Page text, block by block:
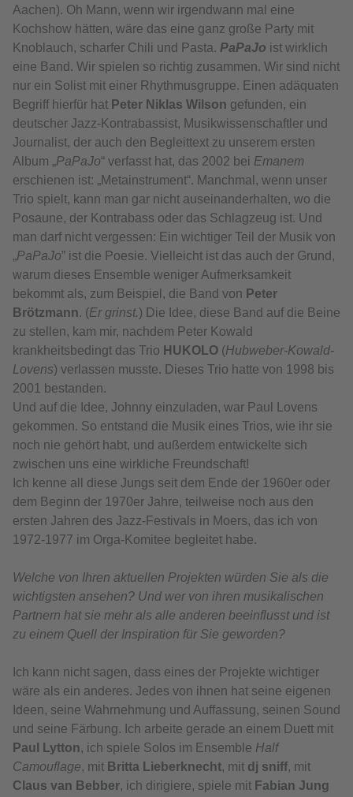
Aachen). Oh Mann, wenn wir irgendwann mal eine
Kochshow hätten, wäre das eine ganz große Party mit
Knoblauch, scharfer Chili und Pasta. PaPaJo ist wirklich
eine Band. Wir spielen so richtig zusammen. Wir sind nicht
nur ein Solist mit einer Rhythmusgruppe. Einen adäquaten
Begriff hierfür hat Peter Niklas Wilson gefunden, ein
deutscher Jazz-Kontrabassist, Musikwissenschaftler und
Journalist, der auch den Begleittext zu unserem ersten
Album „PaPaJo“ verfasst hat, das 2002 bei Emanem
erschienen ist: „Metainstrument“. Manchmal, wenn unser
Trio spielt, kann man gar nicht auseinanderhalten, wo die
Posaune, der Kontrabass oder das Schlagzeug ist. Und
man darf nicht vergessen: Ein wichtiger Teil der Musik von
„PaPaJo” ist die Poesie. Vielleicht ist das auch der Grund,
warum dieses Ensemble weniger Aufmerksamkeit
bekommt als, zum Beispiel, die Band von Peter
Brötzmann. (Er grinst.) Die Idee, diese Band auf die Beine
zu stellen, kam mir, nachdem Peter Kowald
krankheitsbedingt das Trio HUKOLO (Hubweber-Kowald-
Lovens) verlassen musste. Dieses Trio hatte von 1998 bis
2001 bestanden.
Und auf die Idee, Johnny einzuladen, war Paul Lovens
gekommen. So entstand die Musik eines Trios, wie ihr sie
noch nie gehört habt, und außerdem entwickelte sich
zwischen uns eine wirkliche Freundschaft!
Ich kenne all diese Jungs seit dem Ende der 1960er oder
dem Beginn der 1970er Jahre, teilweise noch aus den
ersten Jahren des Jazz-Festivals in Moers, das ich von
1972-1977 im Orga-Komitee begleitet habe.
Welche von Ihren aktuellen Projekten würden Sie als die
wichtigsten ansehen? Und wer von ihren musikalischen
Partnern hat sie mehr als alle anderen beeinflusst und ist
zu einem Quell der Inspiration für Sie geworden?
Ich kann nicht sagen, dass eines der Projekte wichtiger
wäre als ein anderes. Jedes von ihnen hat seine eigenen
Ideen, seine Wahrnehmung und Auffassung, seinen Sound
und seine Färbung. Ich arbeite gerade an einem Duett mit
Paul Lytton, ich spiele Solos im Ensemble Half
Camouflage, mit Britta Lieberknecht, mit dj sniff, mit
Claus van Bebber, ich dirigiere, spiele mit Fabian Jung